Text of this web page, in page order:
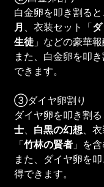
白金卵を叩き割ると
月
、衣装セット「
生徒 」などの豪華
また、白金卵を叩
できます。
③ダイヤ卵割り
ダイヤ卵を叩き割
士
白黒の幻想 、
「竹林の賢者 」を
また、ダイヤ卵を
得できます。